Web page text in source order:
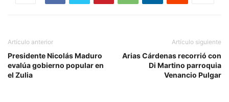
Artículo anterior
Presidente Nicolás Maduro
evalúa gobierno popular en
el Zulia
Artículo siguiente
Arias Cárdenas recorrió con
Di Martino parroquia
Venancio Pulgar